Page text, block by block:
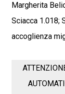
Margherita
Sciacca 1.018;
accoglienza